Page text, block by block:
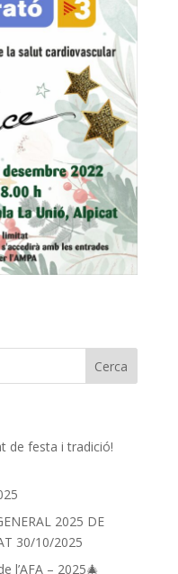
de festa i tradició!
2025 DE
30/10/2025
l’AFA – 2025🎄